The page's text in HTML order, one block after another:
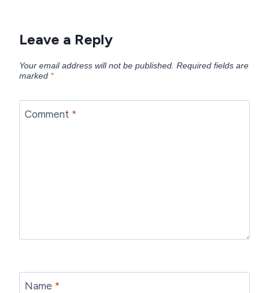
Leave a Reply
Your email address will not be published. Required fields are
marked *
Comment *
Name *